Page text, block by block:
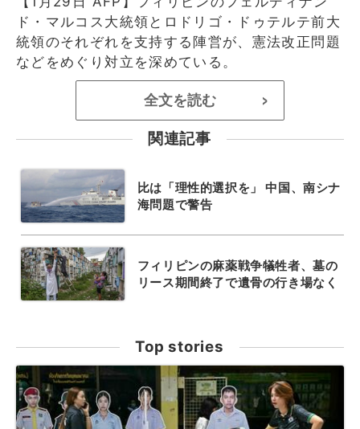
ド・マルコス大統領とロドリゴ・ドゥテルテ前大
統領のそれぞれを支持する陣営が、憲法改正問題
などをめぐり対立を深めている。
全文を読む >
関連記事
比は「理性的選択を」 中国、南シナ
海問題で警告
フィリピンの麻薬戦争犠牲者、墓の
リース期間終了で遺骨の行き場なく
Top stories